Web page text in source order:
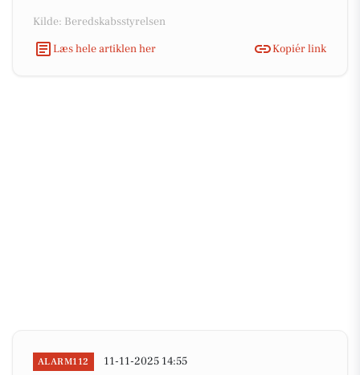
Kilde: Beredskabsstyrelsen
Læs hele artiklen her
Kopiér link
ALARM112 11-11-2025 14:55